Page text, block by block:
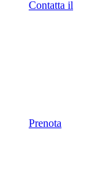
Contatta il
Prenota